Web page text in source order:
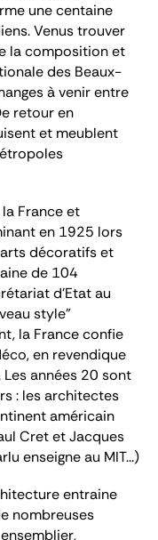
une centaine
Venus trouver
la composition et
des Beaux-
à venir entre
retour en
et meublent
France et
en 1925 lors
décoratifs et
de 104
d'Etat au
style"
la France confie
en revendique
années 20 sont
: les architectes
américain
Cret et Jacques
enseigne au MIT...)
entraine
nombreuses